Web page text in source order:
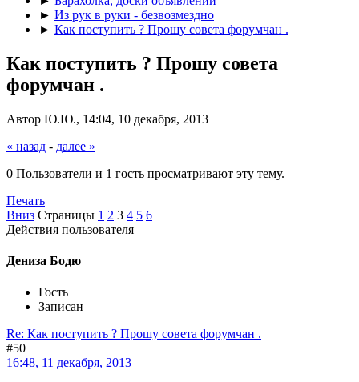
► Из рук в руки - безвозмездно
► Как поступить ? Прошу совета форумчан .
Как поступить ? Прошу совета
форумчан .
Автор Ю.Ю., 14:04, 10 декабря, 2013
« назад - далее »
0 Пользователи и 1 гость просматривают эту тему.
Печать
Вниз Страницы 1 2 3 4 5 6
Действия пользователя
Дениза Бодю
Гость
Записан
Re: Как поступить ? Прошу совета форумчан .
#50
16:48, 11 декабря, 2013